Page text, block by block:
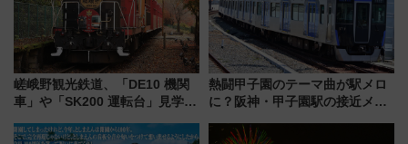
嵯峨野観光鉄道、「DE10 機関
車」や「SK200 運転台」見学ツ
トの一環で激レア体験できちゃ
熱闘甲子園のテーマ曲が駅メロ
に？阪神・甲子園駅の接近メロ
谷実アレンジの特別仕様へ、8月